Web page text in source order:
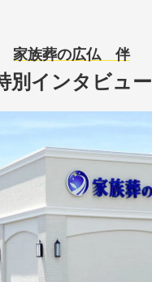
家族葬の広仏 伴
別インタビュー